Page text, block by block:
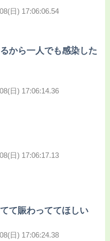
日) 17:06:06.54
から一人でも感染した
日) 17:06:14.36
日) 17:06:17.13
て賑わっててほしい
日) 17:06:24.38